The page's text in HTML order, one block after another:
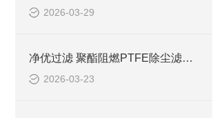
2026-03-29
净优过滤 聚酯阻燃PTFE除尘滤筒优势
2026-03-23